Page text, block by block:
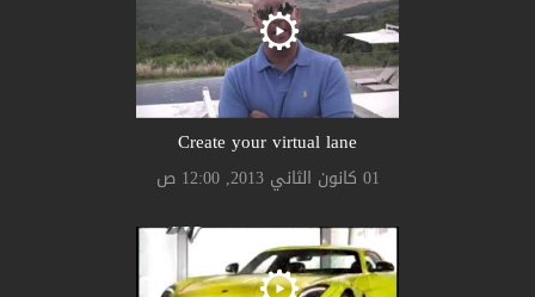
Create your virtual lane
01 كانون الثاني 2013, 12:00 ص